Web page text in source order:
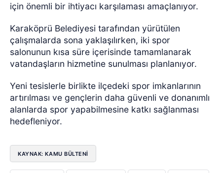
için önemli bir ihtiyacı karşılaması amaçlanıyor.
Karaköprü Belediyesi tarafından yürütülen
çalışmalarda sona yaklaşılırken, iki spor
salonunun kısa süre içerisinde tamamlanarak
vatandaşların hizmetine sunulması planlanıyor.
Yeni tesislerle birlikte ilçedeki spor imkanlarının
artırılması ve gençlerin daha güvenli ve donanımlı
alanlarda spor yapabilmesine katkı sağlanması
hedefleniyor.
KAYNAK: KAMU BÜLTENİ